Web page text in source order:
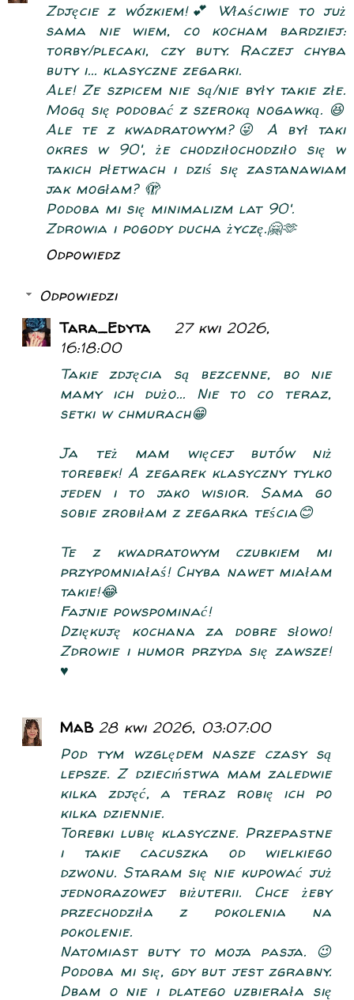
Zdjęcie z wózkiem!💕 Właściwie to już
sama nie wiem, co kocham bardziej:
torby/plecaki, czy buty. Raczej chyba
buty i... klasyczne zegarki.
Ale! Ze szpicem nie są/nie były takie złe.
Mogą się podobać z szeroką nogawką. 😆
Ale te z kwadratowym?😜 A był taki
okres w 90', że chodziłochodziło się w
takich płetwach i dziś się zastanawiam
jak mogłam? 🫣
Podoba mi się minimalizm lat 90'.
Zdrowia i pogody ducha życzę.🤗🫶
Odpowiedz
Odpowiedzi
Tara_Edyta
27 kwi 2026,
16:18:00
Takie zdjęcia są bezcenne, bo nie
mamy ich dużo... Nie to co teraz,
setki w chmurach😁
Ja też mam więcej butów niż
torebek! A zegarek klasyczny tylko
jeden i to jako wisior. Sama go
sobie zrobiłam z zegarka teścia😊
Te z kwadratowym czubkiem mi
przypomniałaś! Chyba nawet miałam
takie!😂
Fajnie powspominać!
Dziękuję kochana za dobre słowo!
Zdrowie i humor przyda się zawsze!
♥️
MaB 28 kwi 2026, 03:07:00
Pod tym względem nasze czasy są
lepsze. Z dzieciństwa mam zaledwie
kilka zdjęć, a teraz robię ich po
kilka dziennie.
Torebki lubię klasyczne. Przepastne
i takie cacuszka od wielkiego
dzwonu. Staram się nie kupować już
jednorazowej biżuterii. Chce żeby
przechodziła z pokolenia na
pokolenie.
Natomiast buty to moja pasja. 😉
Podoba mi się, gdy but jest zgrabny.
Dbam o nie i dlatego uzbierała się